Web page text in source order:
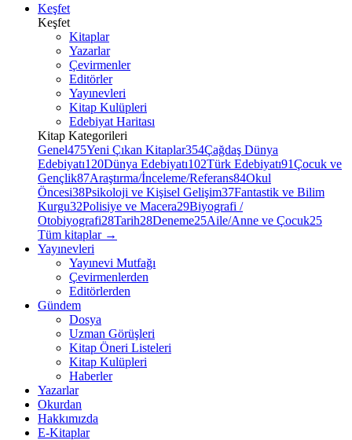
Keşfet
Keşfet
Kitaplar
Yazarlar
Çevirmenler
Editörler
Yayınevleri
Kitap Kulüpleri
Edebiyat Haritası
Kitap Kategorileri
Genel475Yeni Çıkan Kitaplar354Çağdaş Dünya
Edebiyatı120Dünya Edebiyatı102Türk Edebiyatı91Çocuk ve
Gençlik87Araştırma/İnceleme/Referans84Okul
Öncesi38Psikoloji ve Kişisel Gelişim37Fantastik ve Bilim
Kurgu32Polisiye ve Macera29Biyografi /
Otobiyografi28Tarih28Deneme25Aile/Anne ve Çocuk25
Tüm kitaplar →
Yayınevleri
Yayınevi Mutfağı
Çevirmenlerden
Editörlerden
Gündem
Dosya
Uzman Görüşleri
Kitap Öneri Listeleri
Kitap Kulüpleri
Haberler
Yazarlar
Okurdan
Hakkımızda
E-Kitaplar